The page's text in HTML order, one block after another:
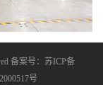
备案号： 苏ICP备
号